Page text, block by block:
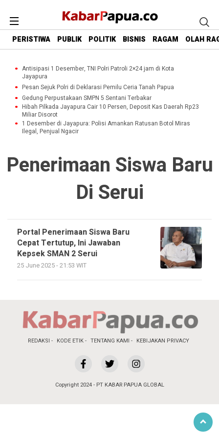
PERISTIWA PUBLIK POLITIK BISNIS RAGAM OLAH
Antisipasi 1 Desember, TNI Polri Patroli 2×24 jam di Kota
Jayapura
Pesan Sejuk Polri di Deklarasi Pemilu Ceria Tanah Papua
Gedung Perpustakaan SMPN 5 Sentani Terbakar
Hibah Pilkada Jayapura Cair 10 Persen, Deposit Kas Daerah Rp23
Miliar Disorot
1 Desember di Jayapura: Polisi Amankan Ratusan Botol Miras
Ilegal, Penjual Ngacir
Penerimaan Siswa Baru
Di Serui
Portal Penerimaan Siswa Baru
Cepat Tertutup, Ini Jawaban
Kepsek SMAN 2 Serui
25 June 2025 - 21:53 WIT
REDAKSI KODE ETIK TENTANG KAMI KEBIJAKAN PRIVACY
Copyright 2024 - PT KABAR PAPUA GLOBAL